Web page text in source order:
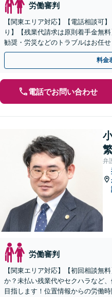
労働審判
【関東エリア対応】【電話相談可
り】【残業代請求は原則着手金無
勧奨・労災などのトラブルはお任
ご依頼後はLINE・メールなどでの
料金
電話でお問い合わせ
弁
労働審判
【関東エリア対応】【初回相談無
か？未払い残業代やセクハラなど
目指します！位置情報からの労働